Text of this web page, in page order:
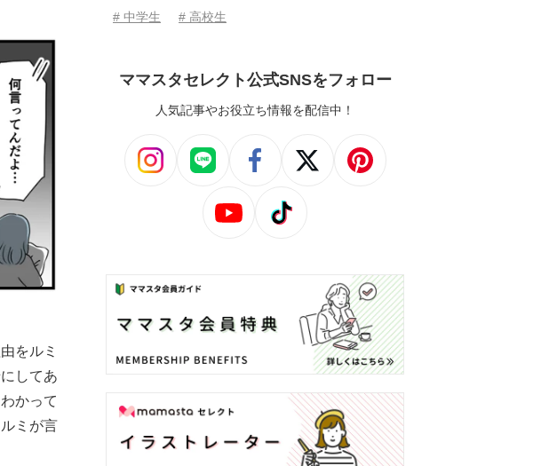
をルミ
してあ
かって
ミが言
# 中学生
# 高校生
ママスタセレクト公式SNSをフォロー
人気記事やお役立ち情報を配信中！